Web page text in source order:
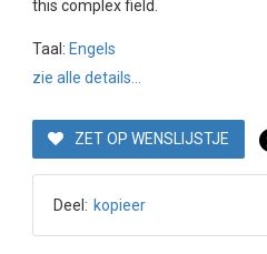
this complex field.
Taal: Engels
zie alle details...
ZET OP WENSLIJSTJE
Deel: kopieer